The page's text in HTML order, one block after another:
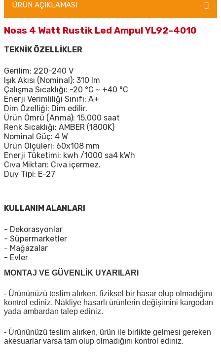
ÜRÜN AÇIKLAMASI
Noas 4 Watt Rustik Led Ampul YL92-4010
TEKNİK ÖZELLİKLER
Gerilim: 220-240 V
Işık Akısı (Nominal): 310 lm
Çalışma Sıcaklığı: -20 °C ~ +40 °C
Enerji Verimliliği Sınıfı: A+
Dim Özelliği: Dim edilir.
Ürün Ömrü (Anma): 15.000 saat
Renk Sıcaklığı: AMBER (1800K)
Nominal Güç: 4 W
Ürün Ölçüleri: 60x108 mm
Enerji Tüketimi: kwh /1000 sa4 kWh
Cıva Miktarı: Cıva içermez.
Duy Tipi: E-27
KULLANIM ALANLARI
- Dekorasyonlar
- Süpermarketler
- Mağazalar
- Evler
MONTAJ VE GÜVENLİK UYARILARI
- Ürününüzü teslim alırken, fiziksel bir hasar olup olmadığını
kontrol ediniz. Nakliye hasarlı ürünlerin değişimini kargodan
yada ambardan talep ediniz.
- Ürününüzü teslim alırken, ürün ile birlikte gelmesi gereken
akesuarlar varsa tam olup olmadığını kontrol ediniz.